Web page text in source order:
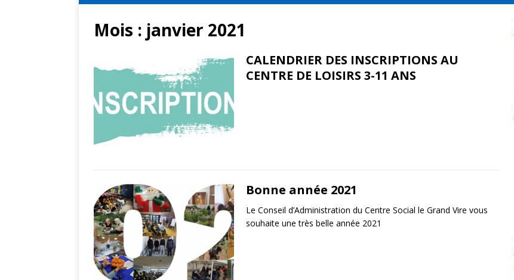
Mois : janvier 2021
CALENDRIER DES INSCRIPTIONS AU
CENTRE DE LOISIRS 3-11 ANS
Bonne année 2021
Le Conseil d’Administration du Centre Social le Grand Vire vous
souhaite une très belle année 2021